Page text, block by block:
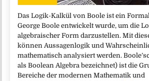
Das Logik-Kalkül von Boole ist ein
George Boole entwickelt wurde, um die
algebraischer Form darzustellen. Mit
können Aussagenlogik und
mathematisch analysiert werden.
als Boolean Algebra bezeichnet) ist die
Bereiche der modernen Mathematik und